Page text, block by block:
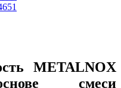
METALNOX
смеси